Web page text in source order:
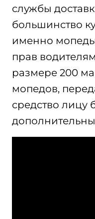
службы
большинство
именно
прав
размере 200
мопедов,
средство лицу